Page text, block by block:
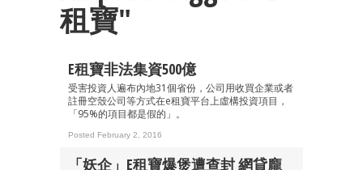
租寶"
E租寶非法集資500億
受害投資人遍布內地31個省份，公司用收買企業或者
註冊空殼公司等方式在e租寶平台上虛構投資項目，
「95%的項目都是假的」。
Posted February 2, 2016
「妖企」e租寶爆煲遭查封 網貸龐